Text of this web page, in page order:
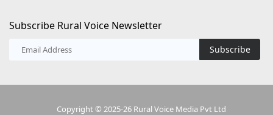
Subscribe Rural Voice Newsletter
Subscribe
Copyright © 2025-26 Rural Voice Media Pvt Ltd